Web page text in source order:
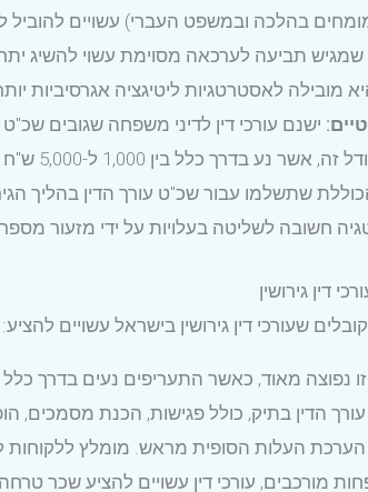
מומחים בהלכה ובמשפט העברי) עשויים
תביעה לערכאה מסוימת עשוי להשיג
מובילה לאסטרטגיות ליטיגציה אגרסיביות
ישנם עורכי דין לדיני משפחה שגובים
בתשלום
שתשלמו עבור שכ"ט עורך הדין בהליך
חשובה לשליטה בעלויות על ידי מזעור
דין גירושין
שעורכי דין גירושין בישראל עשויים להציע:
נפוצה מאוד, כאשר התעריפים נעים בדרך כלל
הדין בתיק, כולל פגישות, הכנת מסמכים,
העלות הסופית מראש. מומלץ ללקוחות
מורכבים, עורכי דין עשויים להציע שכר